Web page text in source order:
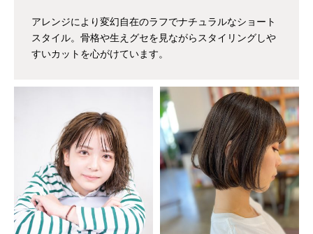
アレンジにより変幻自在のラフでナチュラルなショート
スタイル。骨格や生えグセを見ながらスタイリングしや
すいカットを心がけています。